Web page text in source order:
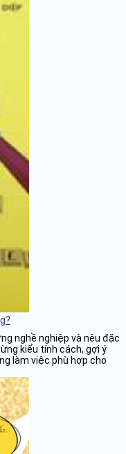
nghề nghiệp và nêu đặc
kiểu tính cách, gợi ý
làm việc phù hợp cho